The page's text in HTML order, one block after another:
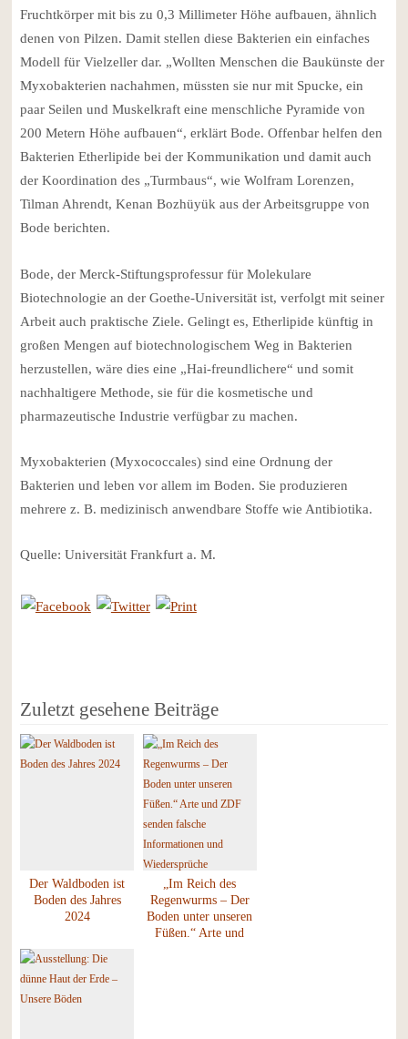
Fruchtkörper mit bis zu 0,3 Millimeter Höhe aufbauen, ähnlich
denen von Pilzen. Damit stellen diese Bakterien ein einfaches
Modell für Vielzeller dar. „Wollten Menschen die Baukünste der
Myxobakterien nachahmen, müssten sie nur mit Spucke, ein
paar Seilen und Muskelkraft eine menschliche Pyramide von
200 Metern Höhe aufbauen“, erklärt Bode. Offenbar helfen den
Bakterien Etherlipide bei der Kommunikation und damit auch
der Koordination des „Turmbaus“, wie Wolfram Lorenzen,
Tilman Ahrendt, Kenan Bozhüyük aus der Arbeitsgruppe von
Bode berichten.
Bode, der Merck-Stiftungsprofessur für Molekulare
Biotechnologie an der Goethe-Universität ist, verfolgt mit seiner
Arbeit auch praktische Ziele. Gelingt es, Etherlipide künftig in
großen Mengen auf biotechnologischem Weg in Bakterien
herzustellen, wäre dies eine „Hai-freundlichere“ und somit
nachhaltigere Methode, sie für die kosmetische und
pharmazeutische Industrie verfügbar zu machen.
Myxobakterien (Myxococcales) sind eine Ordnung der
Bakterien und leben vor allem im Boden. Sie produzieren
mehrere z. B. medizinisch anwendbare Stoffe wie Antibiotika.
Quelle: Universität Frankfurt a. M.
Zuletzt gesehene Beiträge
Der Waldboden ist
Boden des Jahres
2024
„Im Reich des
Regenwurms – Der
Boden unter unseren
Füßen.“ Arte und